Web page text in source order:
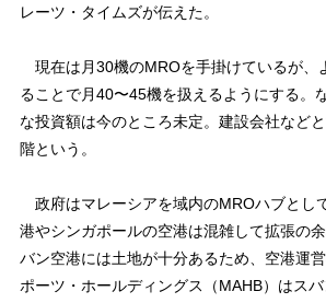
レーツ・タイムズが伝えた。
現在は月30機のMROを手掛けているが、
ることで月40〜45機を扱えるようにする。
な投資額は今のところ未定。建設会社など
階という。
政府はマレーシアを域内のMROハブとし
港やシンガポールの空港は混雑して拡張の
バン空港には土地が十分あるため、空港運
ポーツ・ホールディングス（MAHB）はス